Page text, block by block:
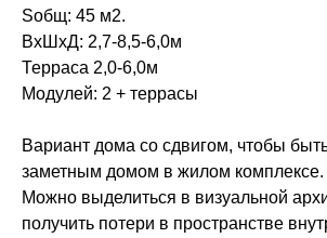
Sобщ: 45 м2.
ВхШхД: 2,7-8,5-6,0м
Терраса 2,0-6,0м
Модулей: 2 + террасы
Вариант дома со сдвигом, чтобы
заметным домом в жилом комплексе.
Можно выделиться в визуальной
получить потери в пространстве